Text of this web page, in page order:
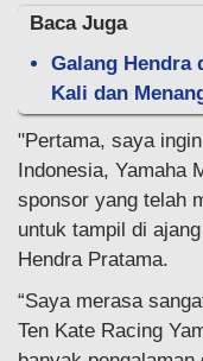
Baca Juga
Galang Hendra
Kali dan
"Pertama, saya
Indonesia, Yamaha
sponsor yang telah
untuk tampil di
Hendra Pratama.
“Saya merasa
Ten Kate Racing